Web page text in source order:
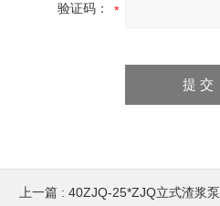
验证码：
上一篇 : 40ZJQ-25*ZJQ立式渣浆泵